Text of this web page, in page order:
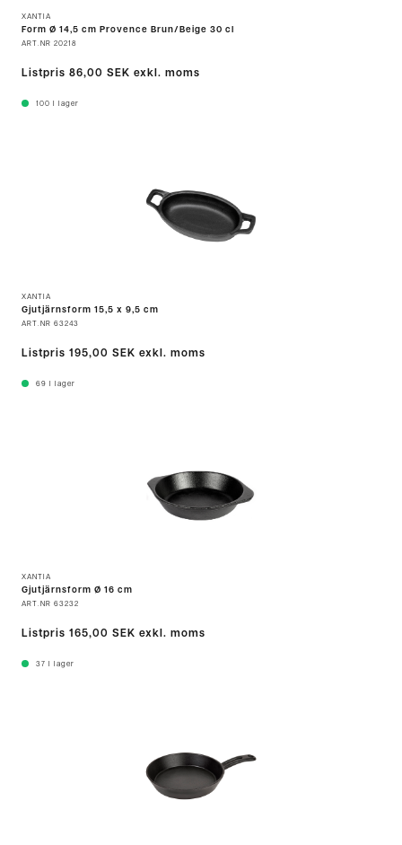
XANTIA
Form Ø 14,5 cm Provence Brun/Beige 30 cl
ART.NR 20218
Listpris 86,00 SEK exkl. moms
100 I lager
XANTIA
Gjutjärnsform 15,5 x 9,5 cm
ART.NR 63243
Listpris 195,00 SEK exkl. moms
69 I lager
XANTIA
Gjutjärnsform Ø 16 cm
ART.NR 63232
Listpris 165,00 SEK exkl. moms
37 I lager